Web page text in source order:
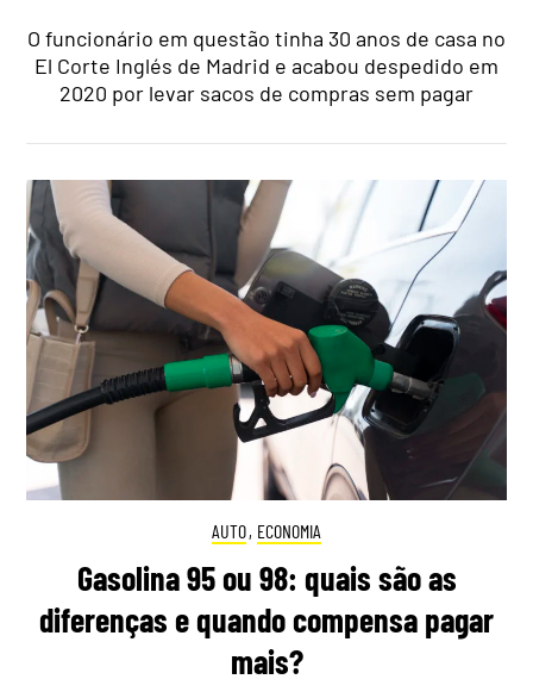
O funcionário em questão tinha 30 anos de casa no
El Corte Inglés de Madrid e acabou despedido em
2020 por levar sacos de compras sem pagar
AUTO, ECONOMIA
Gasolina 95 ou 98: quais são as
diferenças e quando compensa pagar
mais?